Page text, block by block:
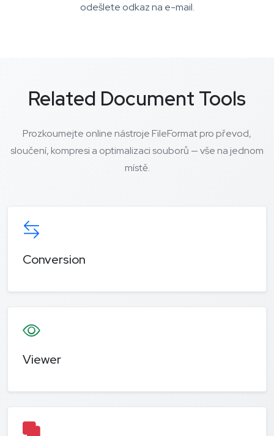
odešlete odkaz na e-mail.
Related Document Tools
Prozkoumejte online nástroje FileFormat pro převod,
sloučení, kompresi a optimalizaci souborů — vše na jednom
místě.
Conversion
Viewer